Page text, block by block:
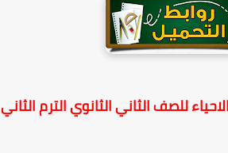
للصف الثاني الثانوي الترم الثاني